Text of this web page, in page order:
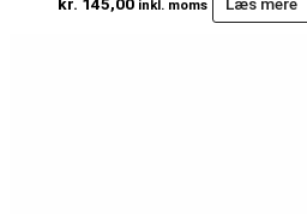
inkl. moms